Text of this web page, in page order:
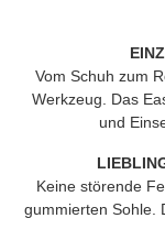
Vom Schuh zum
Werkzeug. Das
und
Keine störende
gummierten Sohle.